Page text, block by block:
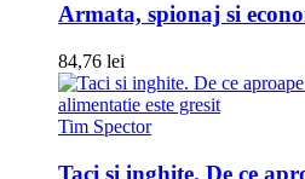
Armata, spionaj si
84,76 lei
Tim Spector
Taci si inghite. De ce